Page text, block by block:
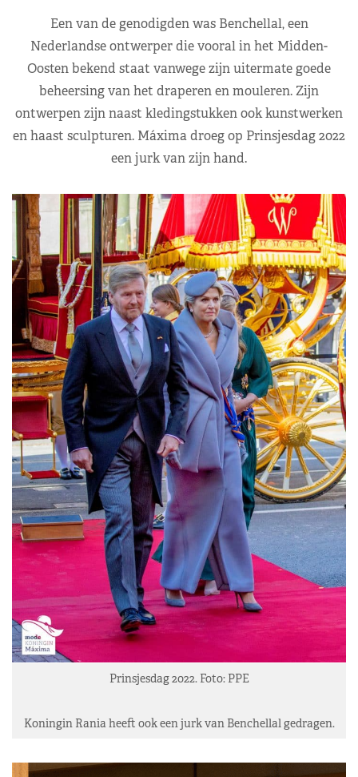
Een van de genodigden was Benchellal, een
Nederlandse ontwerper die vooral in het Midden-
Oosten bekend staat vanwege zijn uitermate goede
beheersing van het draperen en mouleren. Zijn
ontwerpen zijn naast kledingstukken ook kunstwerken
en haast sculpturen. Máxima droeg op Prinsjesdag 2022
een jurk van zijn hand.
Prinsjesdag 2022. Foto: PPE
Koningin Rania heeft ook een jurk van Benchellal gedragen.